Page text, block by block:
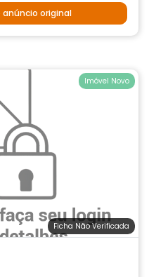
original
Ficha Não Verificada
Imóvel Novo